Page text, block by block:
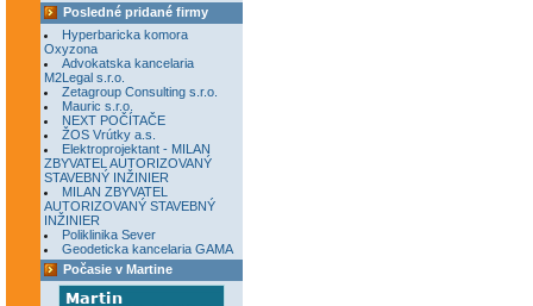
Posledné pridané firmy
Hyperbaricka komora
Oxyzona
Advokatska kancelaria
M2Legal s.r.o.
Zetagroup Consulting s.r.o.
Mauric s.r.o.
NEXT POČÍTAČE
ŽOS Vrútky a.s.
Elektroprojektant - MILAN
ZBYVATEL AUTORIZOVANÝ
STAVEBNÝ INŽINIER
MILAN ZBYVATEL
AUTORIZOVANÝ STAVEBNÝ
INŽINIER
Poliklinika Sever
Geodeticka kancelaria GAMA
Počasie v Martine